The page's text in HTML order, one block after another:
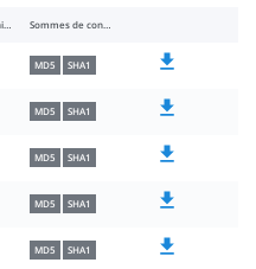
Taille du fichier Sommes de contrôle
MD5 SHA1
MD5 SHA1
MD5 SHA1
MD5 SHA1
MD5 SHA1